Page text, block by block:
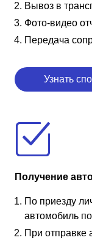
Вывоз в
Фото-видео
Передача
Узнать
Получение
По приезду
автомобиль
При отправке